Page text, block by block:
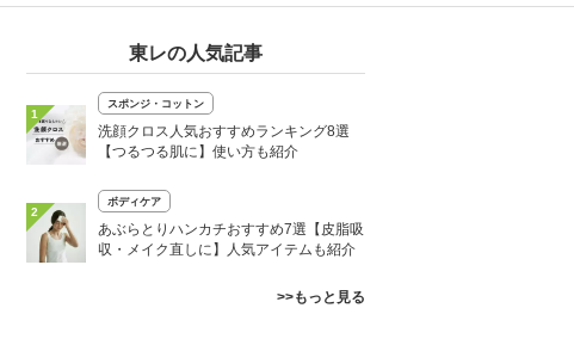
東レの人気記事
1
スポンジ・コットン
洗顔クロス人気おすすめランキング8選
【つるつる肌に】使い方も紹介
2
ボディケア
あぶらとりハンカチおすすめ7選【皮脂吸
収・メイク直しに】人気アイテムも紹介
>>もっと見る